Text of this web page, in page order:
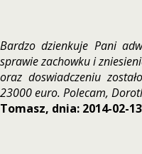
Bardzo dzienkuje Pani
sprawie zachowku i
oraz doswiadczeniu
23000 euro. Polecam,
Tomasz, dnia: 2014-02-13